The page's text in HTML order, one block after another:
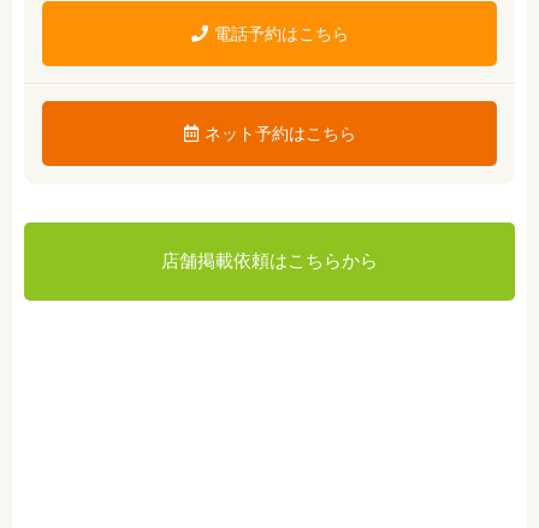
電話予約はこちら
ネット予約はこちら
店舗掲載依頼はこちらから